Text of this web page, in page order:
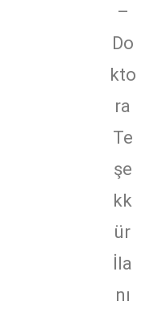
–
Do
kto
ra
Te
şe
kk
ür
İla
nı